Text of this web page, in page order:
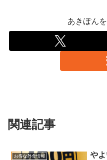
あきぽん
関連記事
お得な外食情報
や